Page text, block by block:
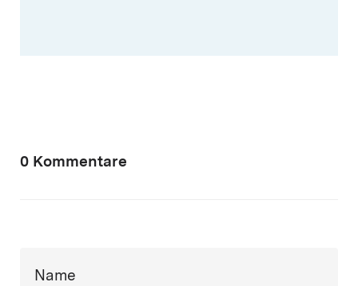
0 Kommentare
Name